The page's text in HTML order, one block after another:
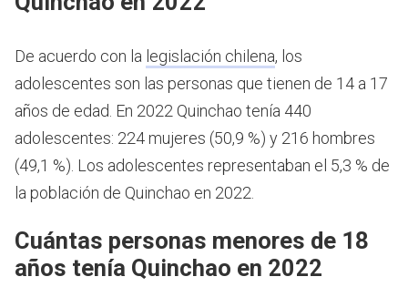
De acuerdo con la legislación chilena, los
adolescentes son las personas que tienen de 14 a 17
años de edad. En 2022 Quinchao tenía 440
adolescentes: 224 mujeres (50,9 %) y 216 hombres
(49,1 %). Los adolescentes representaban el 5,3 % de
la población de Quinchao en 2022.
Cuántas personas menores de 18
años tenía Quinchao en 2022